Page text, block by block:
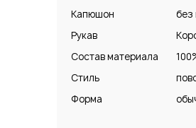
Капюшон
без
Рукав
Состав материала
Стиль
Форма